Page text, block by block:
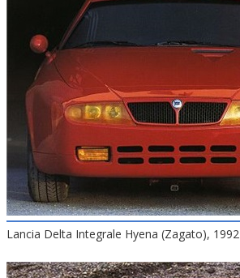
Lancia Delta Integrale Hyena (Zagato), 1992